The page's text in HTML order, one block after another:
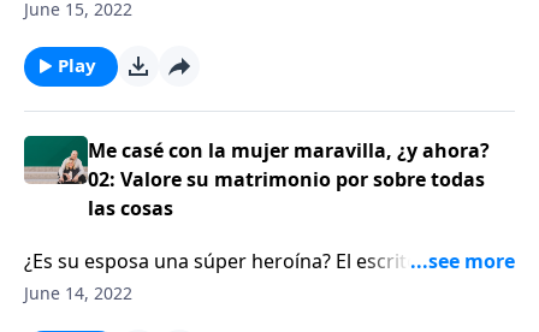
así, será mejor que lo reconsidere. El escritor Jess
usualmente es el castillo de un varón, pero es el nido
de una mujer. Por lo tanto, un esposo sabio no
su esposa.
June 15, 2022
Play
Me casé con la mujer maravilla, ¿y ahora?
02: Valore su matrimonio por sobre todas
las cosas
¿Es su esposa una súper heroína? El escritor Jess
MacCallum enfrenta varios desafíos por estar casado
June 14, 2022